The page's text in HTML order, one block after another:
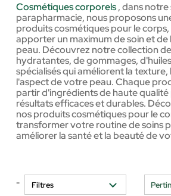
Cosmétiques corporels,dans notre
parapharmacie, nous proposons
produits cosmétiques pour le
apporter un maximum de soin et
peau. Découvrez notre collection
hydratantes, de gommages,
spécialisés qui améliorent la
l'aspect de votre peau. Chaque
partir d'ingrédients de haute
résultats efficaces et durables.
nos produits cosmétiques pour le
transformer votre routine de soins
améliorer la santé et la beauté de
- Filtres